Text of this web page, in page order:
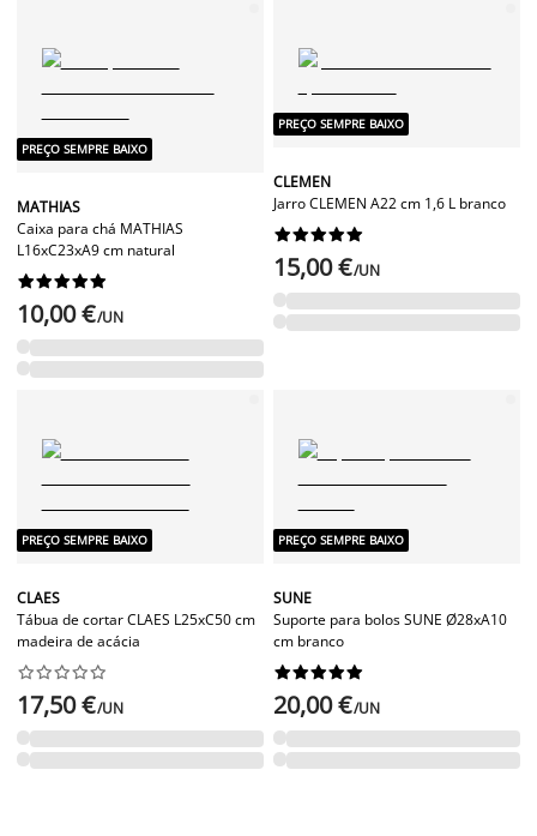
PREÇO SEMPRE BAIXO
MATHIAS
Caixa para chá MATHIAS
L16xC23xA9 cm natural






10,00 €/UN
PREÇO SEMPRE BAIXO
CLEMEN
Jarro CLEMEN A22 cm 1,6 L branco






15,00 €/UN
PREÇO SEMPRE BAIXO
CLAES
Tábua de cortar CLAES L25xC50 cm
madeira de acácia






17,50 €/UN
PREÇO SEMPRE BAIXO
SUNE
Suporte para bolos SUNE Ø28xA10
cm branco






20,00 €/UN